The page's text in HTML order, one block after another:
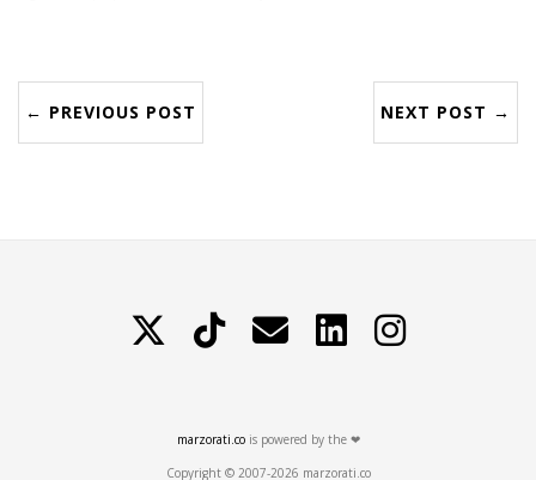
← PREVIOUS POST NEXT POST →
TikTok Contattami LinkedIn
marzorati.cois powered by the ❤
Copyright © 2007-2026 marzorati.co